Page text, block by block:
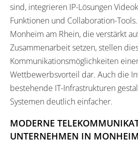
sind, integrieren IP-Lösungen
Funktionen und Collaboration-
Monheim am Rhein, die verstärkt
Zusammenarbeit setzen, stellen
Kommunikationsmöglichkeiten
Wettbewerbsvorteil dar. Auch die
bestehende IT-Infrastrukturen
Systemen deutlich einfacher.
MODERNE
UNTERNEHMEN IN